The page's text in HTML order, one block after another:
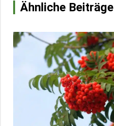
Ähnliche Beiträge